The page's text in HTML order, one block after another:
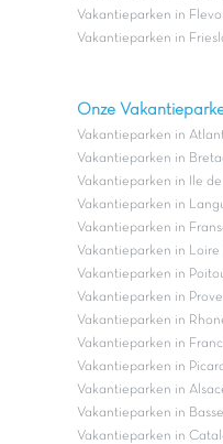
Vakantieparken in
Vakantieparken in
Onze
Vakantieparken in
Vakantieparken in
Vakantieparken in Ile
Vakantieparken in
Vakantieparken in
Vakantieparken in Loire
Vakantieparken in
Vakantieparken in
Vakantieparken in
Vakantieparken in
Vakantieparken in
Vakantieparken in
Vakantieparken in
Vakantieparken in